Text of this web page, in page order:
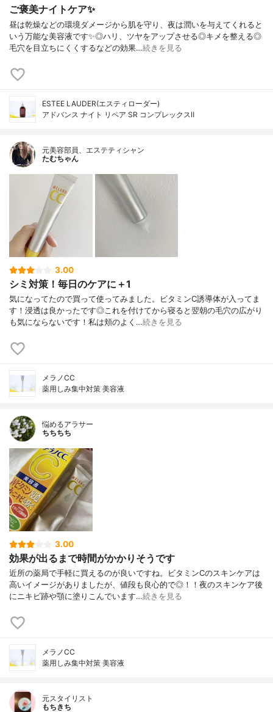
ご褒美ナイトケア✨
昼は乾燥などの環境ダメージから肌を守り、夜は潤いを与えてくれると
いう万能な美容液です✨◎ハリ、ツヤをアップさせる◎キメを整える◎
毛穴を目立ちにくくするなどの効果…続きを見る
ESTEE LAUDER(エスティローダー)
アドバンス ナイト リペア SR コンプレックスⅡ
元美容部員、エステティシャン
たむちゃん
3.00
シミ対策！毎日のケアに＋1
気になってたので買って使ってみました。ビタミンC誘導体が入ってま
す！浸透は良かったです◎これを付けてから寝ると翌朝の毛穴の広がり
も気にならないです！私は頬のよく…続きを見る
メラノCC
薬用しみ集中対策 美容液
悩めるアラサー
ちちちち
3.00
効果が出るまで時間がかかりそうです
近所の薬局で手軽に買えるのが良いですね。ビタミンCのスキンケアは
高いイメージがありましたが、値段も良心的で◎！！夜のスキンケア後
にニキビ跡や顎に塗りこんでいます…続きを見る
メラノCC
薬用しみ集中対策 美容液
元スタイリスト
もちきち